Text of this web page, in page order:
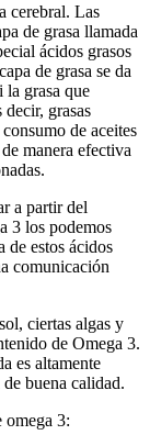
cerebral. Las
de grasa llamada
ácidos grasos
de grasa se da
la grasa que
grasas
de aceites
manera efectiva
a partir del
3 los podemos
de estos ácidos
comunicación
ciertas algas y
de Omega 3.
es altamente
buena calidad.
omega 3: